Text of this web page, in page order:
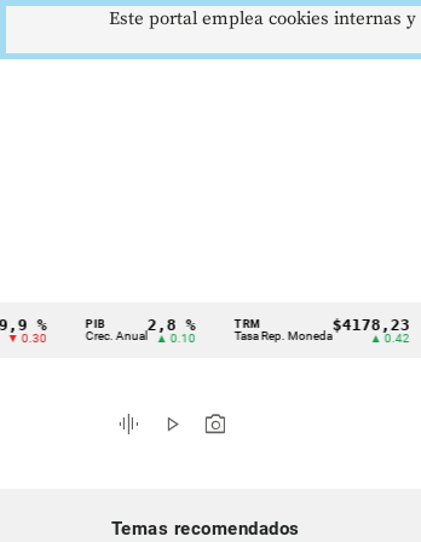
Cintillo
indicadores
económicos
PIB
Crec. Anual
2,8 %
▲ 0.10
TRM
Tasa Rep. Moneda
$4178,23
▲ 0.42
IPC
graphic_eq play_arrow photo_camera
Temas recomendados
Este portal emplea cookies internas